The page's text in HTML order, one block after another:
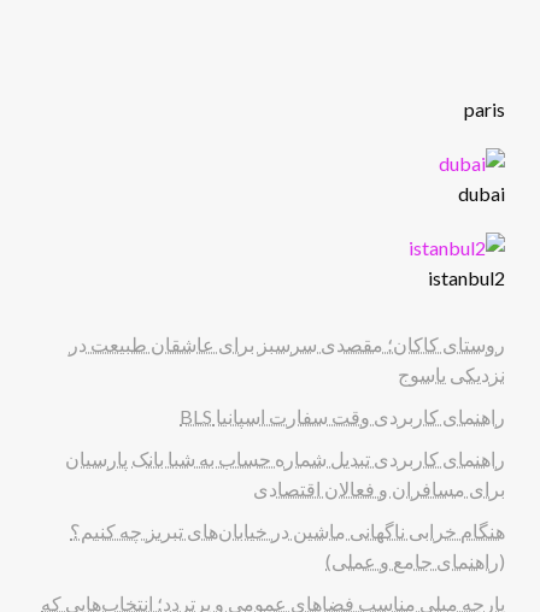
paris
dubai
istanbul2
روستای کاکان؛ مقصدی سرسبز برای عاشقان طبیعت در
نزدیکی یاسوج
راهنمای کاربردی وقت سفارت اسپانیا BLS
راهنمای کاربردی تبدیل شماره حساب به شبا بانک پارسیان
برای مسافران و فعالان اقتصادی
هنگام خرابی ناگهانی ماشین در خیابان‌های تبریز چه کنیم؟
(راهنمای جامع و عملی)
پارچه مبلی مناسب فضاهای عمومی و پرتردد؛ انتخاب‌هایی که